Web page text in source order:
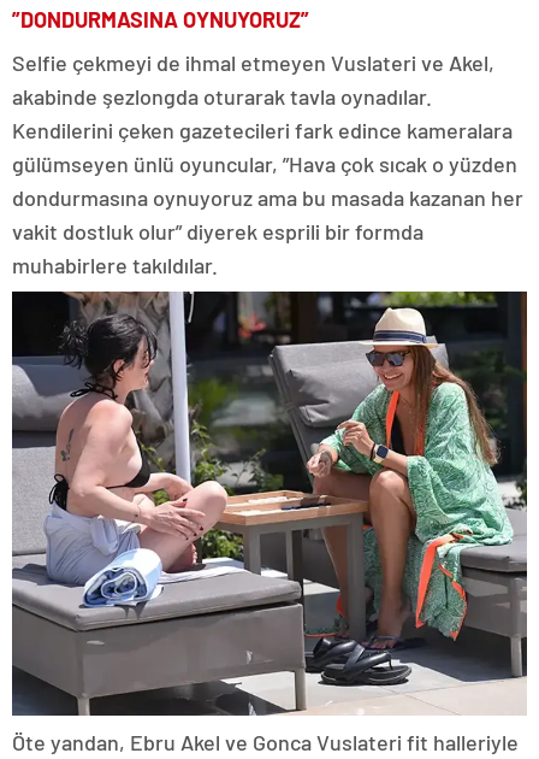
”DONDURMASINA OYNUYORUZ”
Selfie çekmeyi de ihmal etmeyen Vuslateri ve Akel,
akabinde şezlongda oturarak tavla oynadılar.
Kendilerini çeken gazetecileri fark edince kameralara
gülümseyen ünlü oyuncular, ”Hava çok sıcak o yüzden
dondurmasına oynuyoruz ama bu masada kazanan her
vakit dostluk olur” diyerek esprili bir formda
muhabirlere takıldılar.
Öte yandan, Ebru Akel ve Gonca Vuslateri fit halleriyle